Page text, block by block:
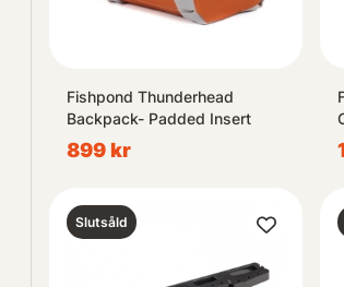
Fishpond Thunderhead
Backpack- Padded Insert
899 kr
Slutsåld